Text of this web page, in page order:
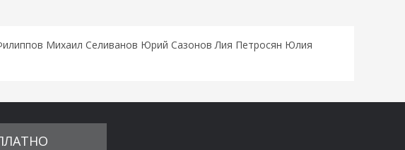
Михаил Селиванов Юрий Сазонов Лия Петросян Юлия